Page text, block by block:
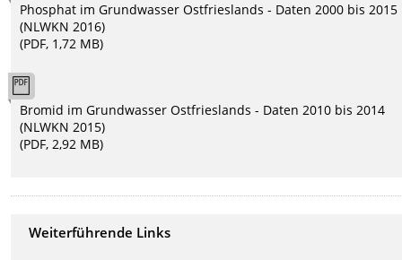
Phosphat im Grundwasser Ostfrieslands - Daten 2000 bis 2015
(NLWKN 2016)
(PDF, 1,72 MB)
Bromid im Grundwasser Ostfrieslands - Daten 2010 bis 2014
(NLWKN 2015)
(PDF, 2,92 MB)
Weiterführende Links